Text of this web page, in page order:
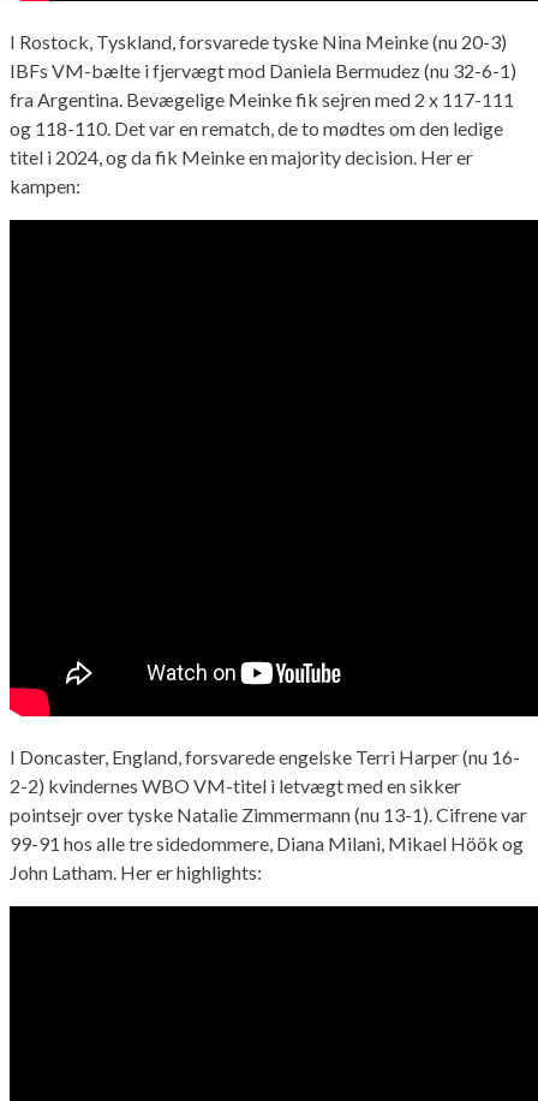
I Rostock, Tyskland, forsvarede tyske Nina Meinke (nu 20-3)
IBFs VM-bælte i fjervægt mod Daniela Bermudez (nu 32-6-1)
fra Argentina. Bevægelige Meinke fik sejren med 2 x 117-111
og 118-110. Det var en rematch, de to mødtes om den ledige
titel i 2024, og da fik Meinke en majority decision. Her er
kampen:
I Doncaster, England, forsvarede engelske Terri Harper (nu 16-
2-2) kvindernes WBO VM-titel i letvægt med en sikker
pointsejr over tyske Natalie Zimmermann (nu 13-1). Cifrene var
99-91 hos alle tre sidedommere, Diana Milani, Mikael Höök og
John Latham. Her er highlights: